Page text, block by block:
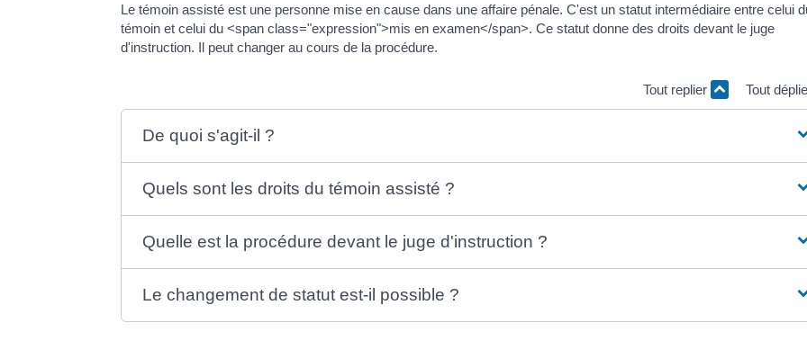
Le témoin assisté est une personne mise en cause dans une affaire pénale. C'est un statut intermédiaire entre celui
témoin et celui du <span class="expression">mis en examen</span>. Ce statut donne des droits devant le juge
d'instruction. Il peut changer au cours de la procédure.
Tout replier Tout
De quoi s'agit-il ?
Quels sont les droits du témoin assisté ?
Quelle est la procédure devant le juge d'instruction ?
Le changement de statut est-il possible ?